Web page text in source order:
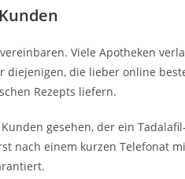
Viele Apotheken
die lieber online
Rezepts liefern.
gesehen, der ein
nach einem kurzen Telefonat